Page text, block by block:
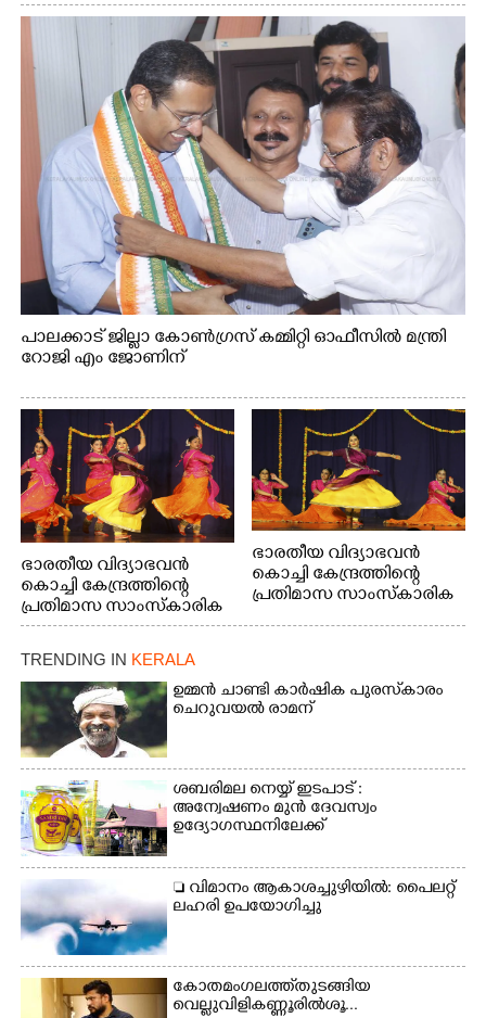
സഭാഗൃഹത്തിൽ എം. അക്ഷതയുടെ നേതൃത്വത്തിൽ
അവതരിപ്പിച്ച ലയ നമൻ കഥക് നൃത്തത്തിൽ നിന്ന്
പാലക്കാട് ജില്ലാ കോൺഗ്രസ് കമ്മിറ്റി ഓഫീസിൽ മന്ത്രി
റോജി എം ജോണിന്
ഭാരതീയ വിദ്യാഭവൻ
കൊച്ചി കേന്ദ്രത്തിന്റെ
പ്രതിമാസ സാംസ്കാരിക
പരിപാടിയുടെ ഭാഗമായി
ടി.ഡി റോഡിലെ ഭാരതീയ
വിദ്യാഭവൻ സർദാർ
പട്ടേൽ സഭാഗൃഹത്തിൽ
എം. അക്ഷതയുടെ
നേതൃത്വത്തിൽ
അവതരിപ്പിച്ച ലയ നമൻ
കഥക് നൃത്തത്തിൽ നിന്ന്
ഭാരതീയ വിദ്യാഭവൻ
കൊച്ചി കേന്ദ്രത്തിന്റെ
പ്രതിമാസ സാംസ്കാരിക
പട്ടേൽ സഭാഗൃഹത്തിൽ
എം. അക്ഷതയുടെ
നേതൃത്വത്തിൽ
TRENDING IN KERALA
ഉമ്മൻ ചാണ്ടി കാർഷിക പുരസ്‌കാരം
ചെറുവയൽ രാമന്
ശബരിമല നെയ്യ് ഇടപാട് :
അന്വേഷണം മുൻ ദേവസ്വം
ഉദ്യോഗസ്ഥനിലേക്ക്
 വിമാനം ആകാശച്ചുഴിയിൽ: പൈലറ്റ്
ലഹരി ഉപയോഗിച്ചു
കോതമംഗലത്ത് തുടങ്ങിയ
വെല്ലുവിളി കണ്ണൂരിൽ ശൂ...